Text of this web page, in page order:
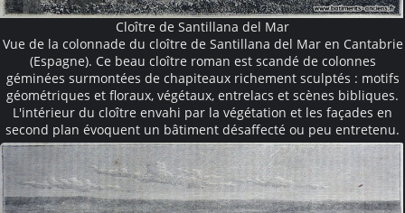
Cloître de Santillana del Mar
Vue de la colonnade du cloître de Santillana del Mar en Cantabrie
(Espagne). Ce beau cloître roman est scandé de colonnes
géminées surmontées de chapiteaux richement sculptés : motifs
géométriques et floraux, végétaux, entrelacs et scènes bibliques.
L'intérieur du cloître envahi par la végétation et les façades en
second plan évoquent un bâtiment désaffecté ou peu entretenu.